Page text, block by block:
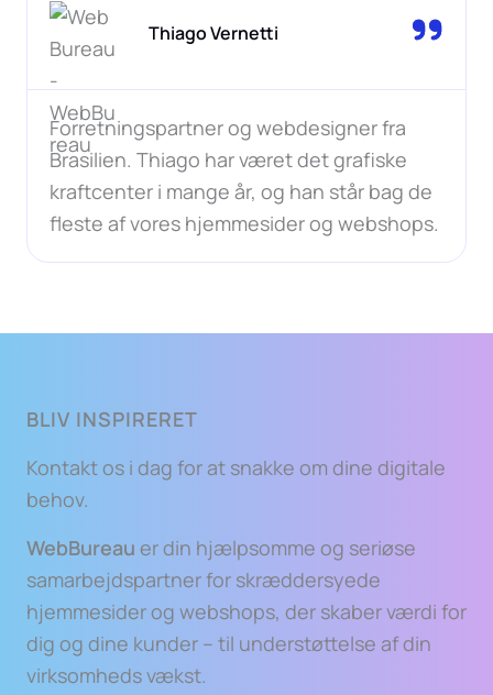
Thiago Vernetti
Forretningspartner og webdesigner fra
Brasilien. Thiago har været det grafiske
kraftcenter i mange år, og han står bag de
fleste af vores hjemmesider og webshops.
BLIV INSPIRERET
Kontakt os i dag for at snakke om dine digitale
behov.
WebBureau er din hjælpsomme og seriøse
samarbejdspartner for skræddersyede
hjemmesider og webshops, der skaber værdi for
dig og dine kunder – til understøttelse af din
virksomheds vækst.